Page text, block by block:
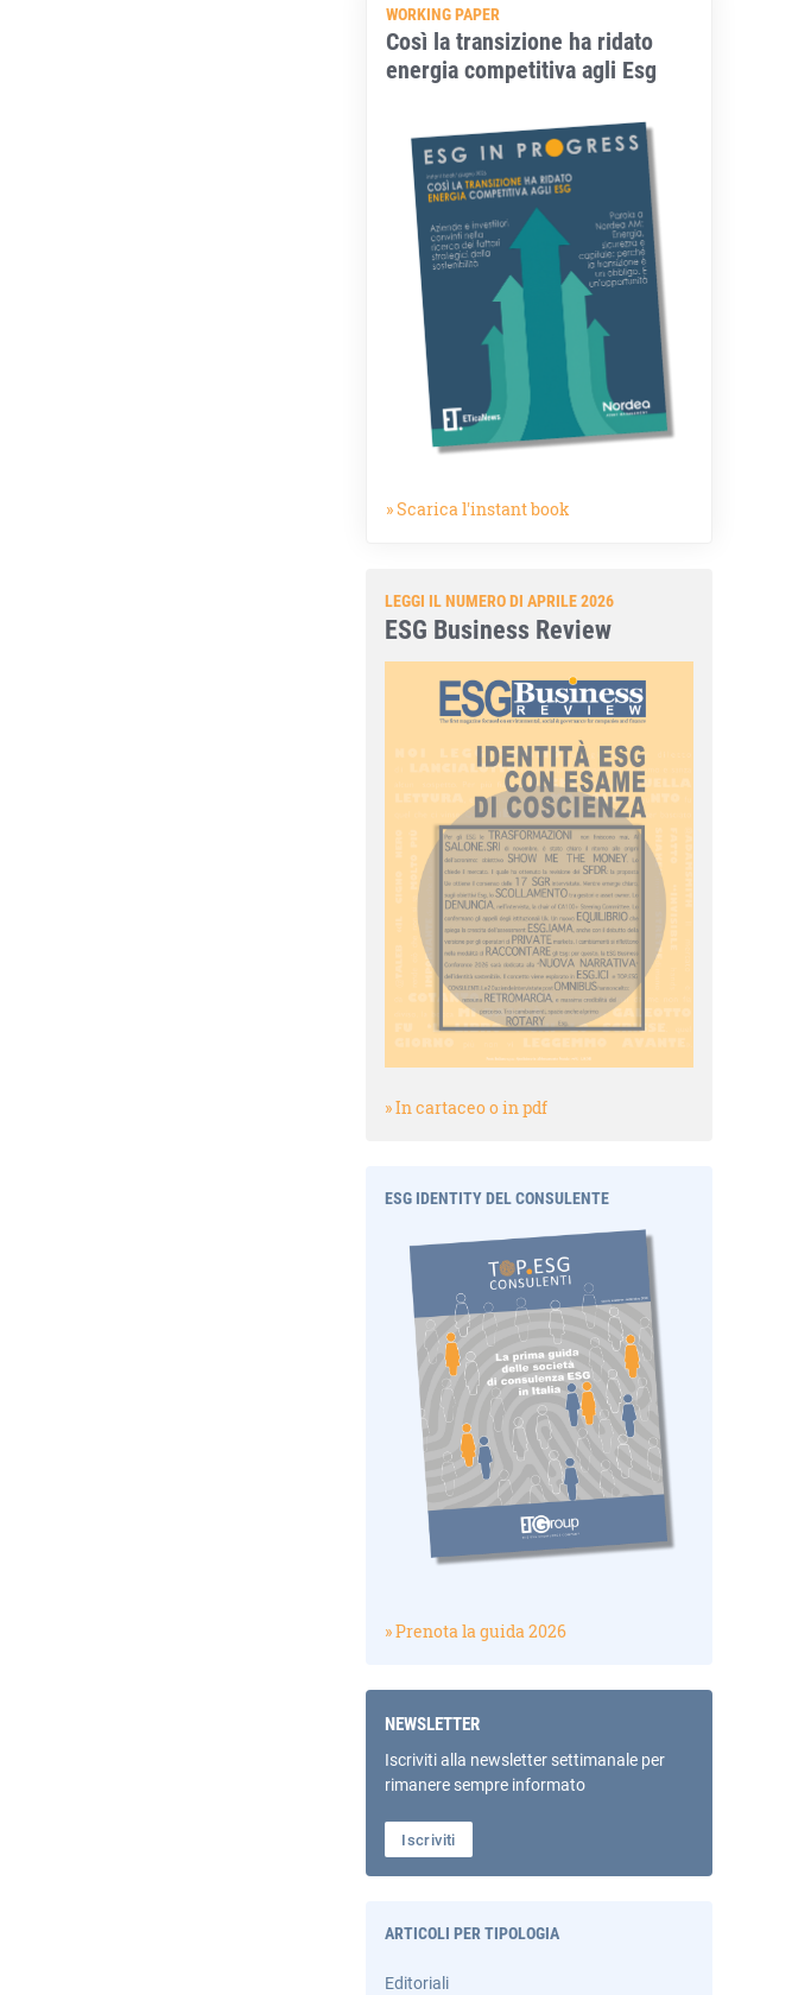
WORKING PAPER
Così la transizione ha ridato
energia competitiva agli Esg
» Scarica l'instant book
LEGGI IL NUMERO DI APRILE 2026
ESG Business Review
» In cartaceo o in pdf
ESG IDENTITY DEL CONSULENTE
» Prenota la guida 2026
NEWSLETTER
Iscriviti alla newsletter settimanale per
rimanere sempre informato
Iscriviti
ARTICOLI PER TIPOLOGIA
Editoriali